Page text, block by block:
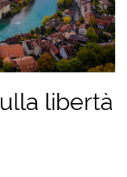
libertà